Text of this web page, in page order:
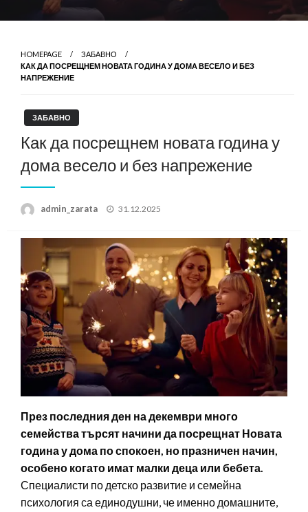
HOMEPAGE
ЗАБАВНО
КАК ДА ПОСРЕЩНЕМ НОВАТА ГОДИНА У ДОМА ВЕСЕЛО И БЕЗ
НАПРЕЖЕНИЕ
ЗАБАВНО
Как да посрещнем новата година у
дома весело и без напрежение
admin_zarata
Posted
31.12.2025
През последния ден на декември много
семейства търсят начини да посрещнат Новата
година у дома по спокоен, но празничен начин,
особено когато имат малки деца или бебета.
Специалисти по детско развитие и семейна
психология са единодушни, че именно домашните,